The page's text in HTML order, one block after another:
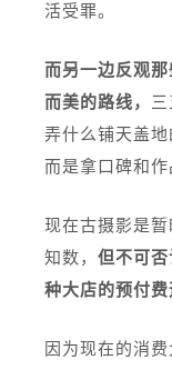
活受罪。
而另一边反观
而美的路线，
弄什么铺天盖地
而是拿口碑和作
现在古摄影是
知数， 但不可
种大店的预付费
因为现在的消